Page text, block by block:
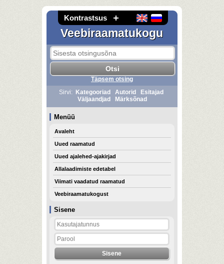
Kontrastsus
Veebiraamatukogu
Sisene
Täpsem otsing
Sirvi:
Kategooriad Autorid
Esitajad
Väljaandjad
Märksõnad
Menüü
Avaleht
Uued raamatud
Uued ajalehed-ajakirjad
Allalaadimiste edetabel
Viimati vaadatud raamatud
Veebiraamatukogust